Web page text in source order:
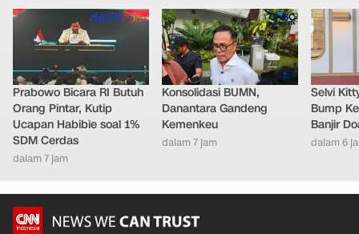
Prabowo Bicara RI Butuh
Orang Pintar, Kutip
Ucapan Habibie soal 1%
SDM Cerdas
dalam 7 jam
Konsolidasi BUMN,
Danantara Gandeng
Kemenkeu
dalam 7 jam
Selvi
Bump
Banjir
dalam 6